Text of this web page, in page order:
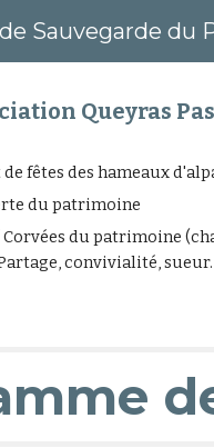
Skip to
Queyras
fêtes des hameaux
du patrimoine
Corvées du patrimoine
convivialité,